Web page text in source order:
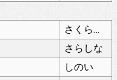
さくらさわ
さらしな
しのい